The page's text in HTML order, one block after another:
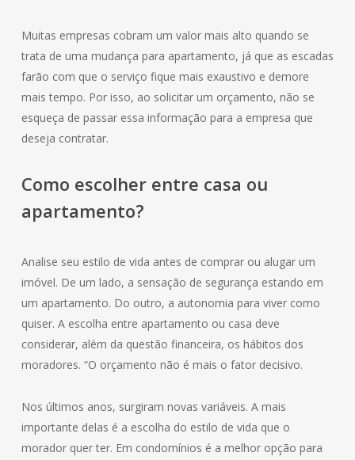
Muitas empresas cobram um valor mais alto quando se
trata de uma mudança para apartamento, já que as escadas
farão com que o serviço fique mais exaustivo e demore
mais tempo. Por isso, ao solicitar um orçamento, não se
esqueça de passar essa informação para a empresa que
deseja contratar.
Como escolher entre casa ou
apartamento?
Analise seu estilo de vida antes de comprar ou alugar um
imóvel. De um lado, a sensação de segurança estando em
um apartamento. Do outro, a autonomia para viver como
quiser. A escolha entre apartamento ou casa deve
considerar, além da questão financeira, os hábitos dos
moradores. “O orçamento não é mais o fator decisivo.
Nos últimos anos, surgiram novas variáveis. A mais
importante delas é a escolha do estilo de vida que o
morador quer ter. Em condomínios é a melhor opção para